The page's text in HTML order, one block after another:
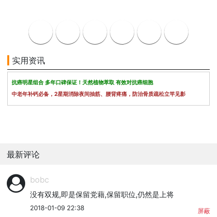
实用资讯
抗癌明星组合 多年口碑保证！天然植物萃取 有效对抗癌细胞
中老年补钙必备，2星期消除夜间抽筋、腰背疼痛，防治骨质疏松立竿见影
最新评论
bobc
没有双规,即是保留党藉,保留职位,仍然是上将
2018-01-09 22:38 屏蔽